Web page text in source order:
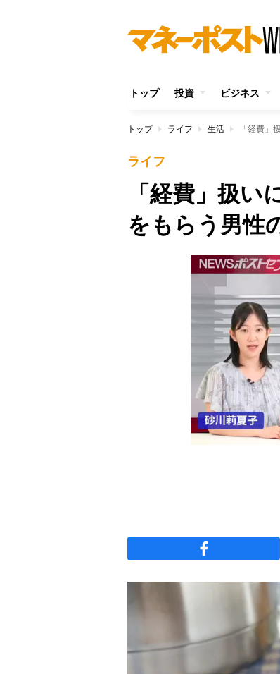
トップ 投資 ビジネス
トップ ライフ 生活 「経費
ライフ
「経費」扱
をもらう男性